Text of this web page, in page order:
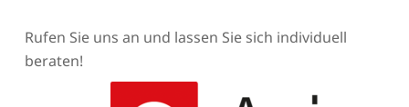
Rufen Sie uns an und lassen Sie sich individuell
beraten!